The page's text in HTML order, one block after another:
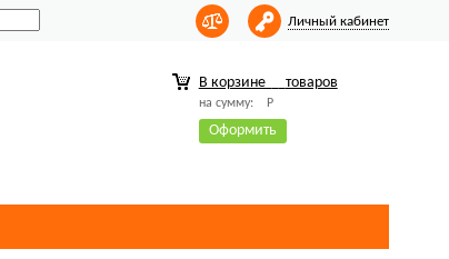
Личный кабинет
В корзине товаров
на сумму: Р
Оформить